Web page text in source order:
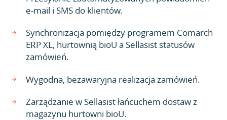
e-mail i SMS do klientów.
Synchronizacja pomiędzy programem Comarch
ERP XL, hurtownią bioU a Sellasist statusów
zamówień.
Wygodna, bezawaryjna realizacja zamówień.
Zarządzanie w Sellasist łańcuchem dostaw z
magazynu hurtowni bioU.